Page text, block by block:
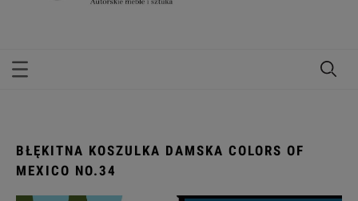
BŁĘKITNA KOSZULKA DAMSKA COLORS OF
MEXICO NO.34